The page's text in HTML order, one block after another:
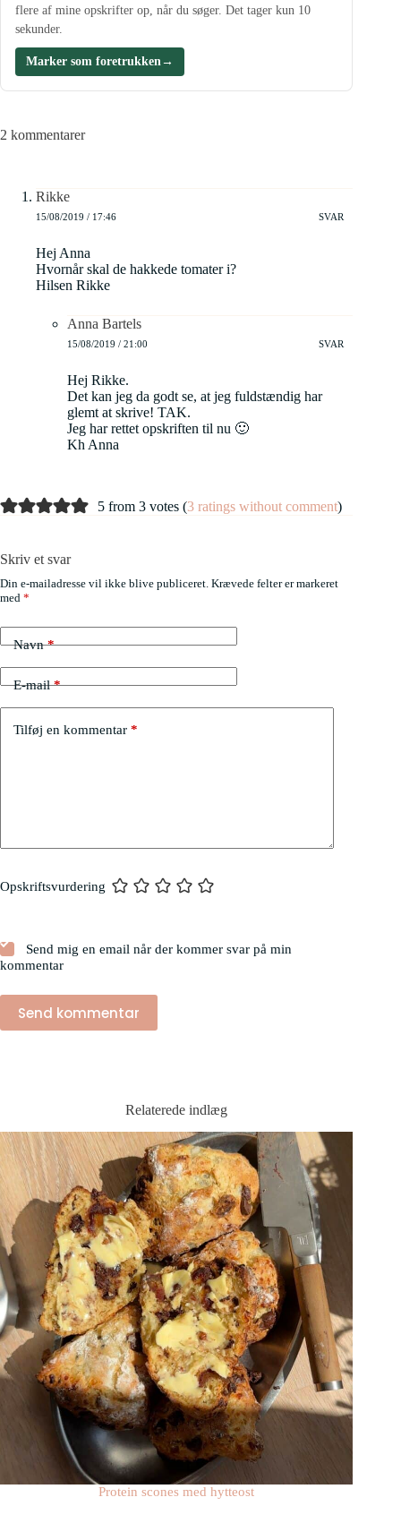
flere af mine opskrifter op, når du søger. Det tager kun 10
sekunder.
Marker som foretrukken→
2 kommentarer
Rikke
15/08/2019 / 17:46 SVAR
Hej Anna
Hvornår skal de hakkede tomater i?
Hilsen Rikke
Anna Bartels
15/08/2019 / 21:00 SVAR
Hej Rikke.
Det kan jeg da godt se, at jeg fuldstændig har
glemt at skrive! TAK.
Jeg har rettet opskriften til nu 🙂
Kh Anna
5 from 3 votes (3 ratings without comment)
Skriv et svar
Din e-mailadresse vil ikke blive publiceret. Krævede felter er markeret
med *
Navn*
E-mail*
Tilføj en kommentar *
Opskriftsvurdering
Send mig en email når der kommer svar på min
kommentar
Send kommentar
Relaterede indlæg
Protein scones med hytteost